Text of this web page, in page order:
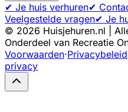
✔ Je huis verhuren✔
Veelgestelde vragen✔ Je
© 2026 Huisjehuren.nl |
Onderdeel van Recreatie
Voorwaarden·Privacybeleid
privacy